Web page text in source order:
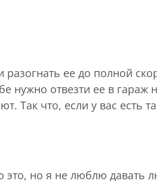
ее до полной
нужно отвезти ее в
что, если у вас есть
это, но я не люблю